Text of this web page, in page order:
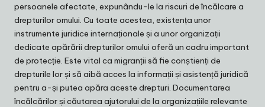
persoanele afectate, expunându-le la riscuri de încălcare a
drepturilor omului. Cu toate acestea, existența unor
instrumente juridice internaționale și a unor organizații
dedicate apărării drepturilor omului oferă un cadru important
de protecție. Este vital ca migranții să fie conștienți de
drepturile lor și să aibă acces la informații și asistență juridică
pentru a-și putea apăra aceste drepturi. Documentarea
încălcărilor și căutarea ajutorului de la organizațiile relevante